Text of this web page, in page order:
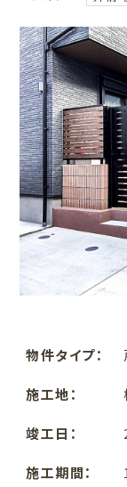
物件タイプ：
施工地：
竣工日：
施工期間：